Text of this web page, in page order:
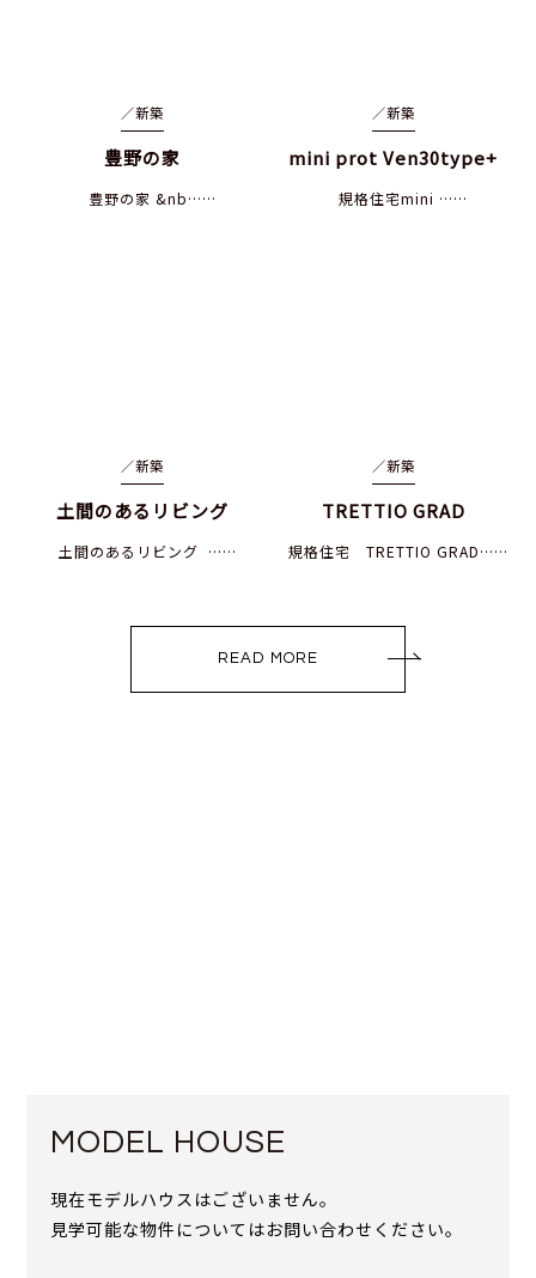
／新築
豊野の家
豊野の家 &nb……
／新築
mini prot Ven30type+
規格住宅mini ……
／新築
土間のあるリビング
土間のあるリビング ……
／新築
TRETTIO GRAD
規格住宅 TRETTIO GRAD……
READ MORE
MODEL HOUSE
現在モデルハウスはございません。
見学可能な物件についてはお問い合わせください。